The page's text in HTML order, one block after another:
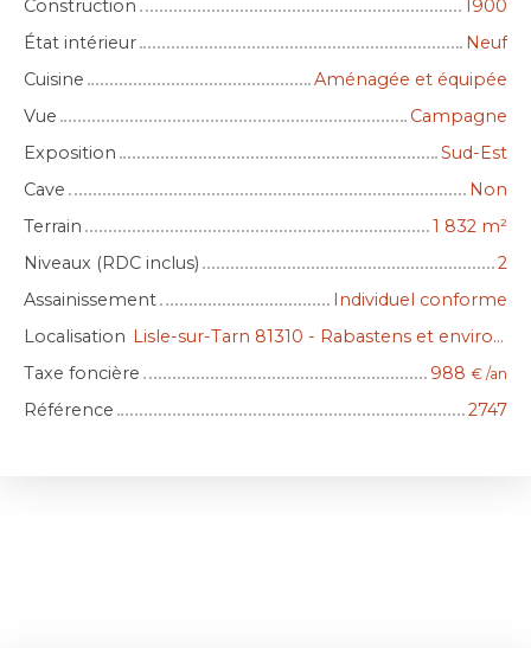
Construction
1900
État intérieur
Neuf
Cuisine
Aménagée et équipée
Vue
Campagne
Exposition
Sud-Est
Cave
Non
Terrain
1 832 m²
Niveaux (RDC inclus)
2
Assainissement
Individuel conforme
Localisation
Lisle-sur-Tarn 81310 - Rabastens et environs
Taxe foncière
988 € /an
Référence 2747